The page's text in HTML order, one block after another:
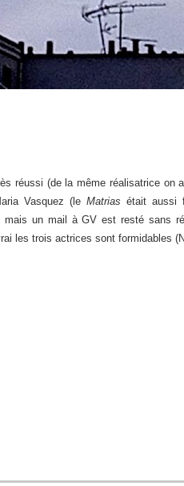
réussi (de la même réalisatrice on
Vasquez (le Matrias était aussi
mais un mail à GV est resté sans
les trois actrices sont formidables